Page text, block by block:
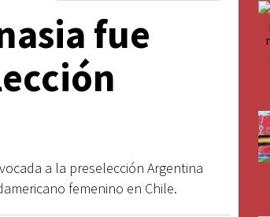
fue
a la preselección Argentina
femenino en Chile.